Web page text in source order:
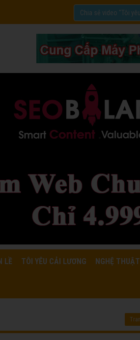
Chia sẻ video "Tôi
LỀ TÔI YÊU CẢI LƯƠNG NGHỆ